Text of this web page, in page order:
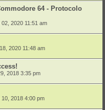
64 - Protocolo
2020 11:51 am
2020 11:48 am
2018 3:35 pm
2018 4:00 pm